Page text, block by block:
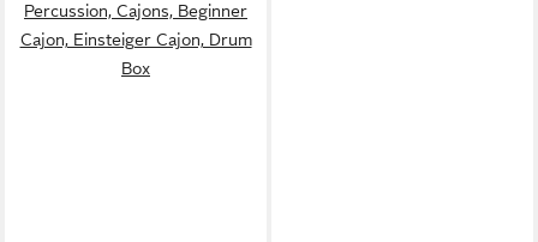
Percussion, Cajons, Beginner
Cajon, Einsteiger Cajon, Drum
Box